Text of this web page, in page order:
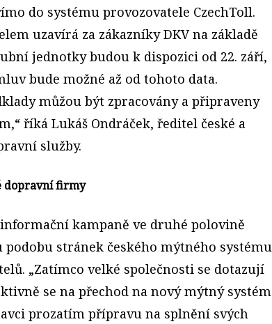
do systému provozovatele CzechToll.
uzavírá za zákazníky DKV na základě
jednotky budou k dispozici od 22. září,
bude možné až od tohoto data.
můžou být zpracovány a připraveny
říká Lukáš Ondráček, ředitel české a
služby.
dopravní firmy
kampaně ve druhé polovině
stránek českého mýtného systému
„Zatímco velké společnosti se dotazují
se na přechod na nový mýtný systém
prozatím přípravu na splnění svých